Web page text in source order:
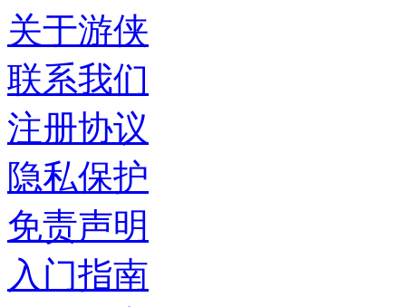
关于游侠
联系我们
注册协议
隐私保护
免责声明
入门指南